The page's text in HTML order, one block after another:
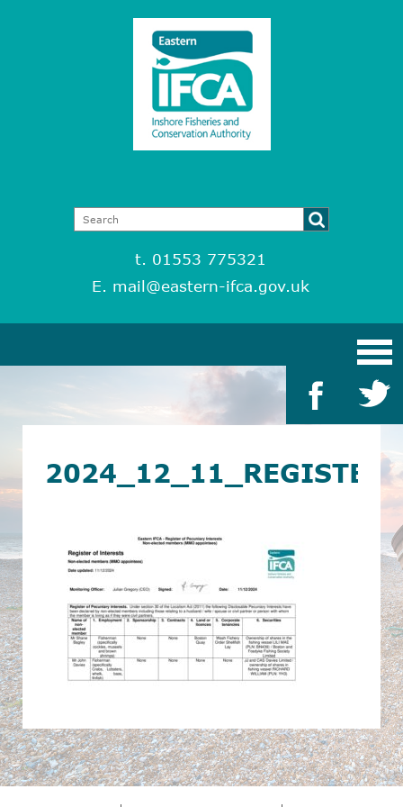
t. 01553 775321
E. mail@eastern-ifca.gov.uk